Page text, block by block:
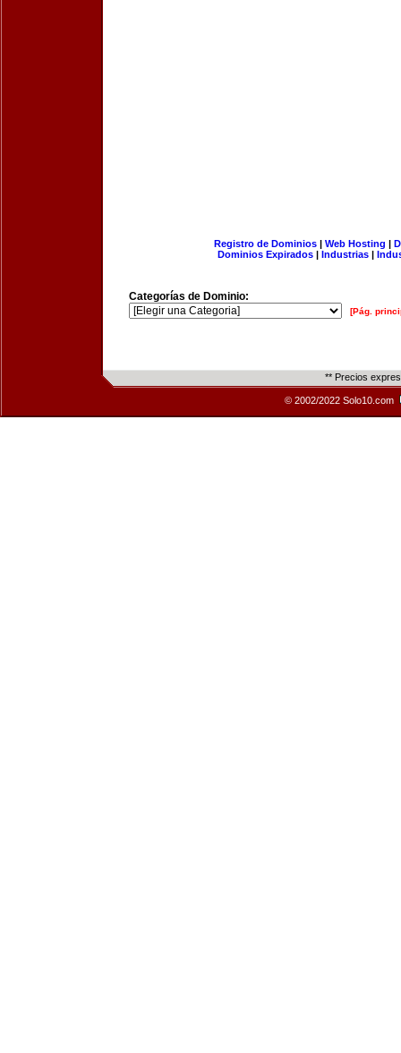
Registro de Dominios| Web Hosting |
Dominios Expirados | Industrias |
Categorías de Dominio:
[Pág.
** Precios
© 2002/2022 Solo10.com